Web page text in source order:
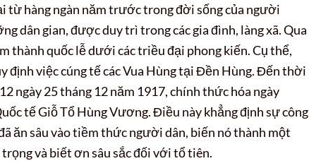
hàng ngàn năm trước trong đời sống của người
dân gian, được duy trì trong các gia đình, làng xã. Qua
thành quốc lễ dưới các triều đại phong kiến. Cụ thể,
định việc cúng tế các Vua Hùng tại Đền Hùng. Đến thời
ngày 25 tháng 12 năm 1917, chính thức hóa ngày
tế Giỗ Tổ Hùng Vương. Điều này khẳng định sự công
ăn sâu vào tiềm thức người dân, biến nó thành một
và biết ơn sâu sắc đối với tổ tiên.